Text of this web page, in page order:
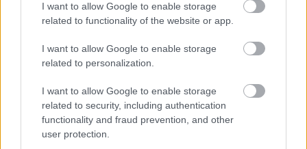
I want to allow Google to enable storage
related to functionality of the website or app.
I want to allow Google to enable storage
related to personalization.
I want to allow Google to enable storage
related to security, including authentication
functionality and fraud prevention, and other
user protection.
VISSZATÉRT A BETEKINTŐ A THÁLIA SZÍNHÁZBA